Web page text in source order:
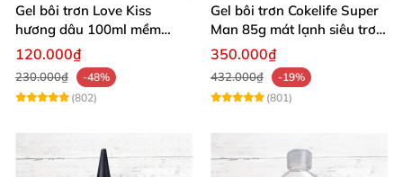
Gel bôi trơn Love Kiss
hương dâu 100ml mềm
mượt an toàn thơm
120.000₫
230.000₫
-48%
(802)
Gel bôi trơn Cokelife Super
Man 85g mát lạnh siêu trơn
an toàn
350.000₫
432.000₫
-19%
(801)